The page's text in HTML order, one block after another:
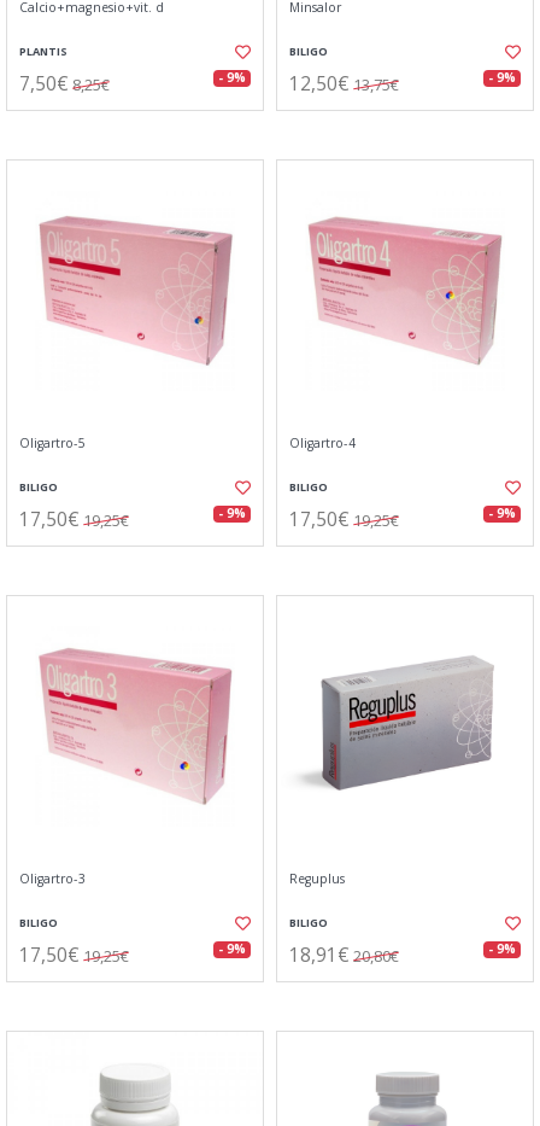
Calcio+magnesio+vit. d
PLANTIS
7,50€ 8,25€ - 9%
Minsalor
BILIGO
12,50€ 13,75€ - 9%
Oligartro-5
BILIGO
17,50€ 19,25€ - 9%
Oligartro-4
BILIGO
17,50€ 19,25€ - 9%
Oligartro-3
BILIGO
17,50€ 19,25€ - 9%
Reguplus
BILIGO
18,91€ 20,80€ - 9%